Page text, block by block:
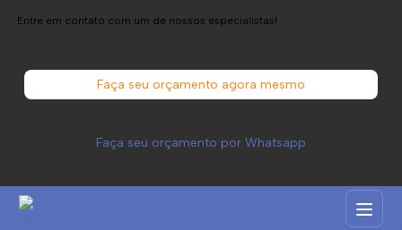
Entre em contato com um de nossos especialistas!
Faça seu orçamento agora mesmo
Faça seu orçamento por Whatsapp